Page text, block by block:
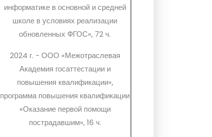
информатике в основной и средней
школе в условиях реализации
обновленных ФГОС», 72 ч.
2024 г. - ООО «Межотраслевая
Академия госаттестации и
повышения квалификации»,
программа повышения квалификации
«Оказание первой помощи
пострадавшим», 16 ч.